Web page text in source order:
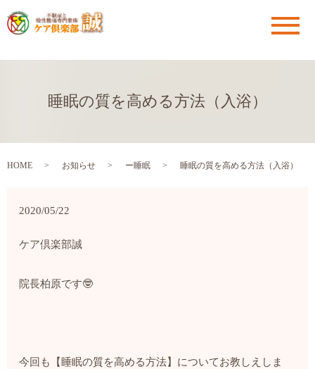
メ
睡眠の質を高める方法（入浴）
HOME お知らせ ー睡眠 睡眠の質を高める方法（入浴）
2020/05/22
ケア倶楽部誠
院長柏原です🤓
今回も【睡眠の質を高める方法】についてお教しえしま